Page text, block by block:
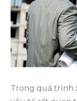
Trong quá trình